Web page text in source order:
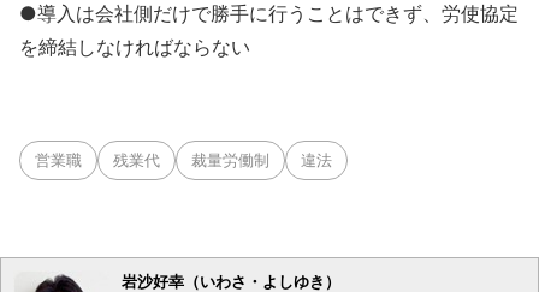
●導入は会社側だけで勝手に行うことはできず、労使協定
を締結しなければならない
営業職 残業代 裁量労働制 違法
岩沙好幸（いわさ・よしゆき）